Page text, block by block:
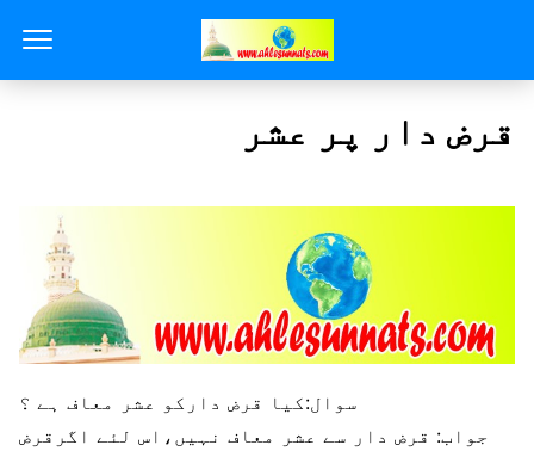
قرض دار پر عشر
سوال:کیا قرض دارکو عشر معاف ہے ؟
جواب: قرض دار سے عشر معاف نہیں،اس لئے اگرقرض